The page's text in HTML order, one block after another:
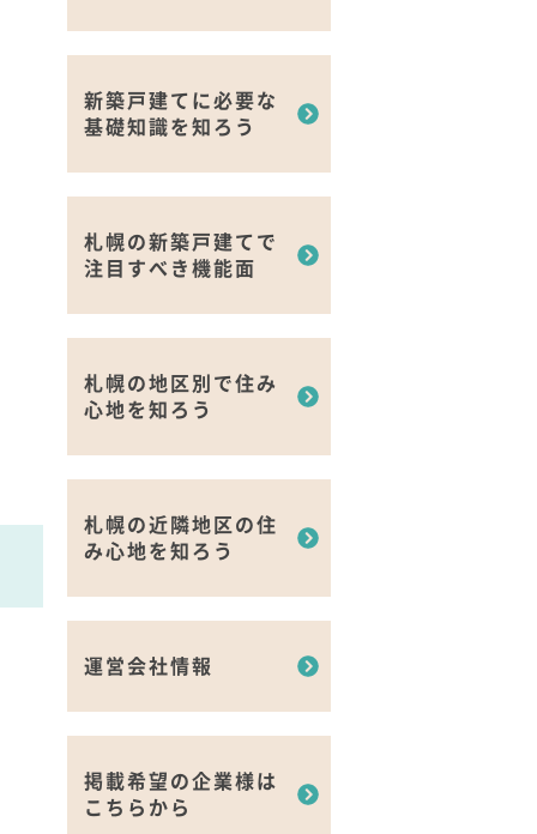
新築戸建てに必要な
基礎知識を知ろう
札幌の新築戸建てで
注目すべき機能面
札幌の地区別で住み
心地を知ろう
札幌の近隣地区の住
み心地を知ろう
運営会社情報
掲載希望の企業様は
こちらから